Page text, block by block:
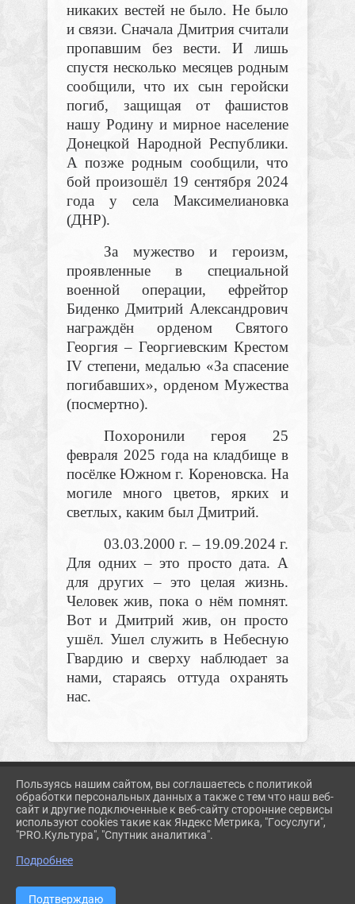
никаких вестей не было. Не было
и связи. Сначала Дмитрия считали
пропавшим без вести. И лишь
спустя несколько месяцев родным
сообщили, что их сын геройски
погиб, защищая от фашистов
нашу Родину и мирное население
Донецкой Народной Республики.
А позже родным сообщили, что
бой произошёл 19 сентября 2024
года у села Максимелиановка
(ДНР).
За мужество и героизм,
проявленные в специальной
военной операции, ефрейтор
Биденко Дмитрий Александрович
награждён орденом Святого
Георгия – Георгиевским Крестом
IVстепени, медалью «За спасение
погибавших», орденом Мужества
(посмертно).
Похоронили героя 25
февраля 2025 года на кладбище в
посёлке Южном г. Кореновска. На
могиле много цветов, ярких и
светлых, каким был Дмитрий.
03.03.2000 г. – 19.09.2024 г.
Для одних – это просто дата. А
для других – это целая жизнь.
Человек жив, пока о нём помнят.
Вот и Дмитрий жив, он просто
ушёл. Ушел служить в Небесную
Гвардию и сверху наблюдает за
нами, стараясь оттуда охранять
нас.
2026 Г. KORMUZ.PROSVET-EDU.RU
ВХОД
КАРТА САЙТА
ПОЛИТИКА ОБРАБОТКИ ПЕРСОНАЛЬНЫХ ДАННЫХ
СДЕЛАНО НА KUBCMS
Пользуясь нашим сайтом, вы соглашаетесь с политикой
обработки персональных данных а также с тем что наш веб-
сайт и другие подключенные к веб-сайту сторонние сервисы
используют cookies такие как Яндекс Метрика, "Госуслуги",
"PRO.Культура", "Спутник аналитика".
Подробнее
Подтверждаю